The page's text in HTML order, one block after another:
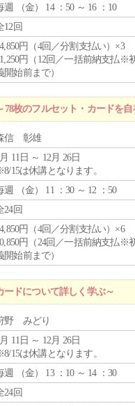
週 （金） 14 ：50 ～ 16 ：10
12回
円（4回／分割支払い）×3
円（12回／一括前納支払※
開始前まで）
枚のフルセット・カードを自
信 彰雄
11日 ～ 12月 26日
15は休講となります。
週 （金） 11 ：30 ～ 12 ：50
24回
円（4回／分割支払い）×6
円（24回／一括前納支払※
開始前まで）
ドについて詳しく学ぶ～
野 みどり
11日 ～ 12月 26日
15は休講となります。
週 （金） 13 ：10 ～ 14 ：30
24回